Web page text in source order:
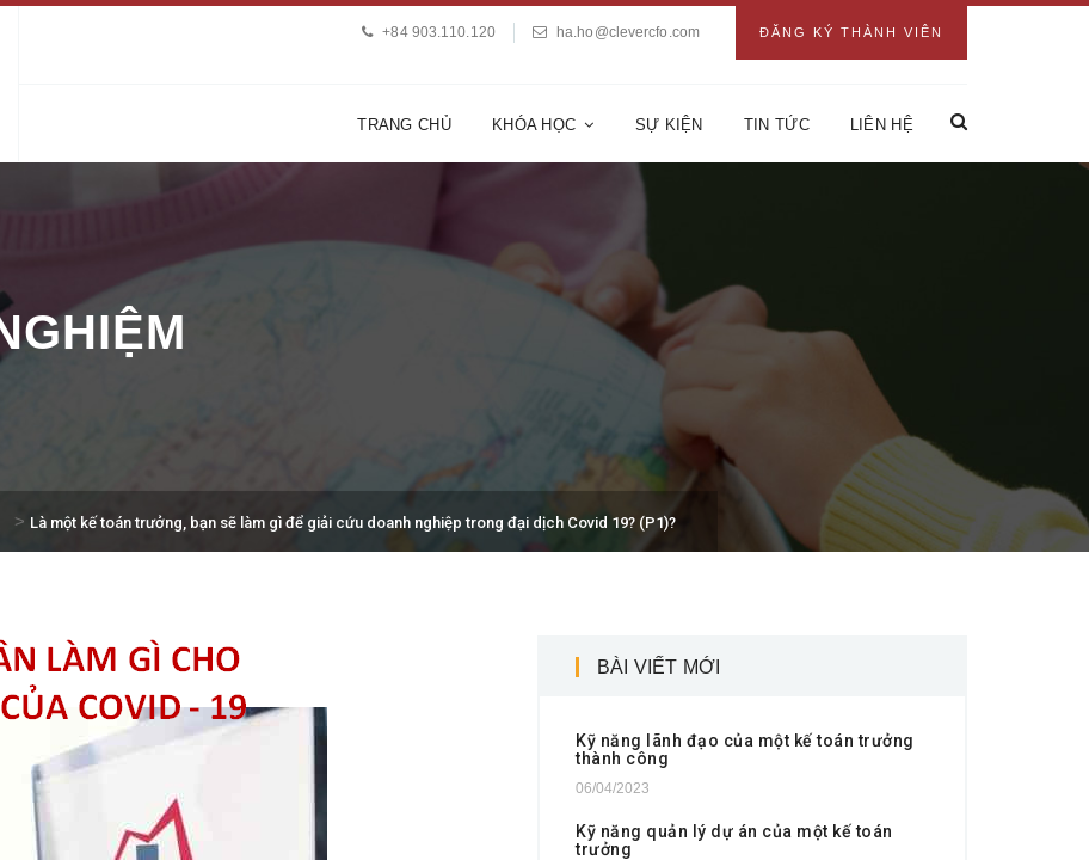
ĐĂNG KÝ THÀNH VIÊN
+84 903.110.120 ha.ho@clevercfo.com
TRANG CHỦ KHÓA HỌC SỰ KIỆN TIN TỨC LIÊN HỆ
> Là một kế toán trưởng, bạn sẽ làm gì để giải cứu doanh nghiệp trong đại dịch Covid 19? (P1)?
BÀI VIẾT MỚI
Kỹ năng lãnh đạo của một kế toán trưởng
thành công
06/04/2023
Kỹ năng quản lý dự án của một kế toán
trưởng